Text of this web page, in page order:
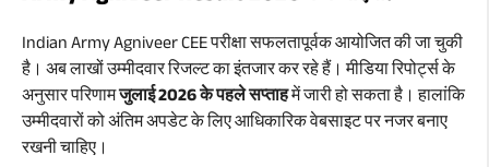
Indian Army Agniveer CEE परीक्षा सफलतापूर्वक आयोजित की जा चुकी
है। अब लाखों उम्मीदवार रिजल्ट का इंतजार कर रहे हैं। मीडिया रिपोर्ट्स के
अनुसार परिणामजुलाई 2026 के पहले सप्ताहमें जारी हो सकता है। हालांकि
उम्मीदवारों को अंतिम अपडेट के लिए आधिकारिक वेबसाइट पर नजर बनाए
रखनी चाहिए।